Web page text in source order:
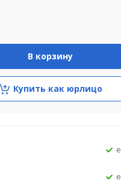
В корзину
Купить как юрлицо